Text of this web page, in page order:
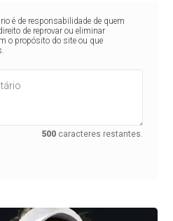
é de responsabilidade de quem
de reprovar ou eliminar
o propósito do site ou que
500 caracteres restantes.